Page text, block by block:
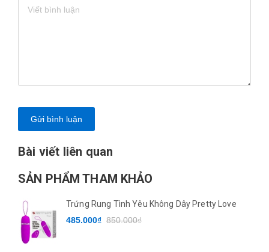
Gửi bình luận
Bài viết liên quan
SẢN PHẨM THAM KHẢO
Trứng Rung Tình Yêu Không Dây Pretty Love
485.000₫ 850.000₫